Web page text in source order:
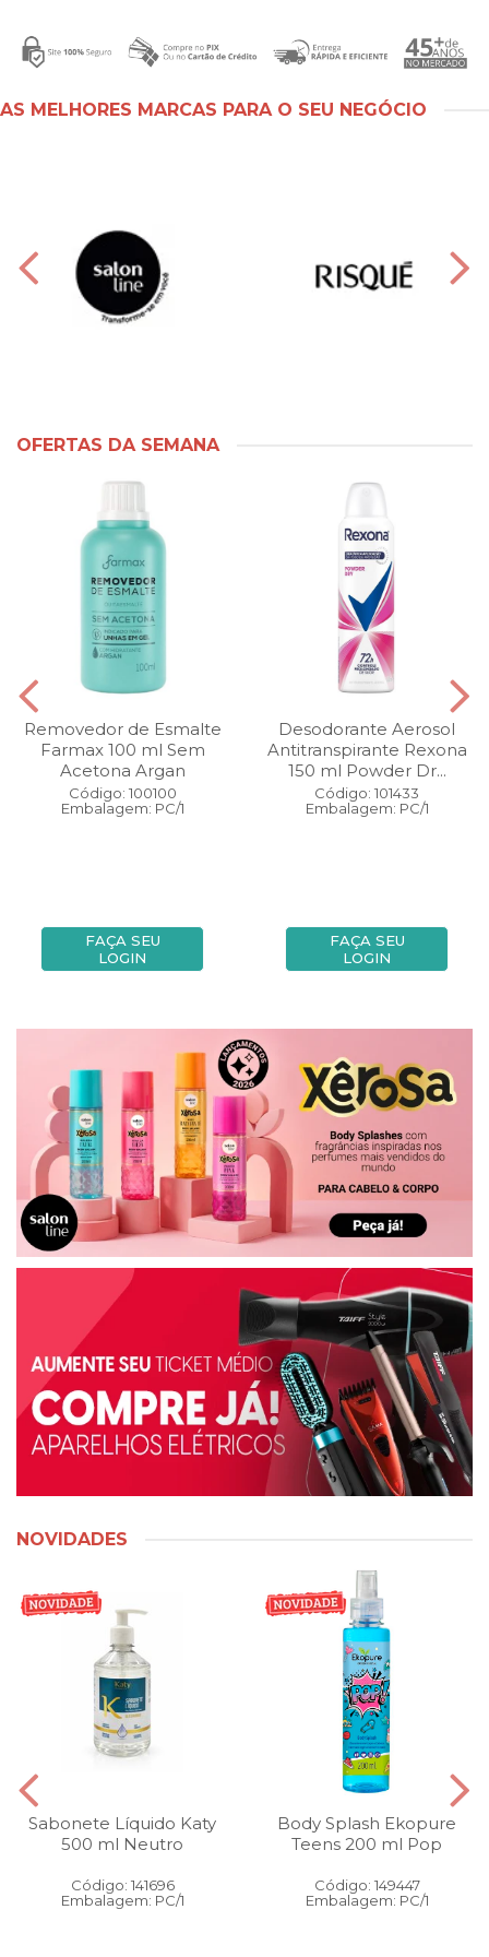
AS MELHORES MARCAS PARA O SEU NEGÓCIO
OFERTAS DA SEMANA
Removedor de Esmalte
Farmax 100 ml Sem
Acetona Argan
Código: 100100
Embalagem: PC/1
FAÇA SEU
LOGIN
Desodorante Aerosol
Antitranspirante Rexona
150 ml Powder Dr...
Código: 101433
Embalagem: PC/1
FAÇA SEU
LOGIN
NOVIDADES
Sabonete Líquido Katy
500 ml Neutro
Código: 141696
Embalagem: PC/1
Body Splash Ekopure
Teens 200 ml Pop
Código: 149447
Embalagem: PC/1